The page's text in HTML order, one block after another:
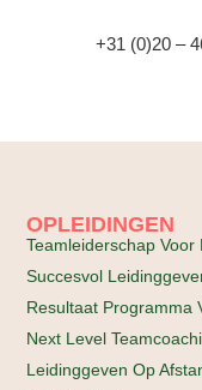
+31 (0)20 –
OPLEIDINGEN
Teamleiderschap Voor
Succesvol
Resultaat Programma
Next Level
Leidinggeven Op